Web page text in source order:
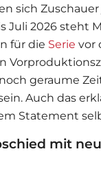
sich
Juli 2026 steht
für die Serie vor
geraume
Auch das
Statement
mit